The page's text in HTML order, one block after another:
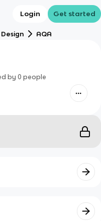
Login Get started
AQA
by 0 people